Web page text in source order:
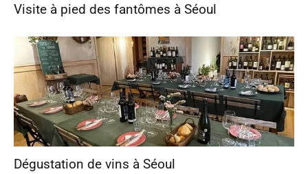
Visite à pied des fantômes à Séoul
Dégustation de vins à Séoul